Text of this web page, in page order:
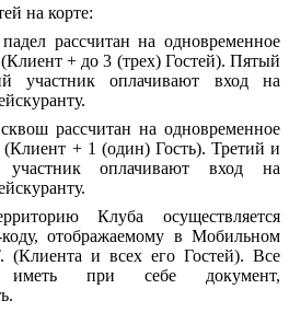
на корте:
рассчитан на одновременное
+ до 3 (трех) Гостей). Пятый
участник оплачивают вход на
рассчитан на одновременное
+ 1 (один) Гость). Третий и
оплачивают вход на
Клуба осуществляется
отображаемому в Мобильном
и всех его Гостей). Все
иметь при себе документ,